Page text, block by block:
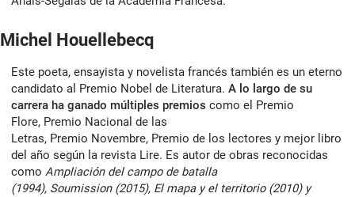
Michel Houellebecq
Este poeta, ensayista y novelista francés también es un eterno
candidato al Premio Nobel de Literatura. A lo largo de su
carrera ha ganado múltiples premios como el Premio
Flore, Premio Nacional de las
Letras, Premio Novembre, Premio de los lectores y mejor libro
del año según la revista Lire. Es autor de obras reconocidas
como Ampliación del campo de batalla
(1994), Soumission (2015), El mapa y el territorio (2010) y